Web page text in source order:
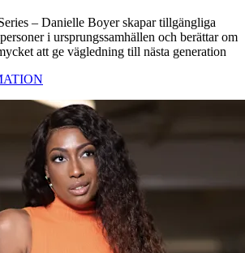
– Danielle Boyer skapar tillgängliga
i ursprungssamhällen och berättar om
att ge vägledning till nästa generation